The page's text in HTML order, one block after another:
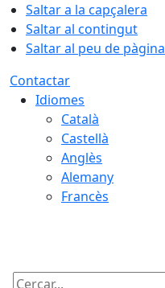
Saltar a la capçalera
Saltar al contingut
Saltar al peu de pàgina
Contactar
Idiomes
Català
Castellà
Anglès
Alemany
Francès